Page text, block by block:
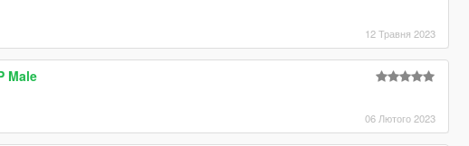
12 Травня 2023
Male
06 Лютого 2023